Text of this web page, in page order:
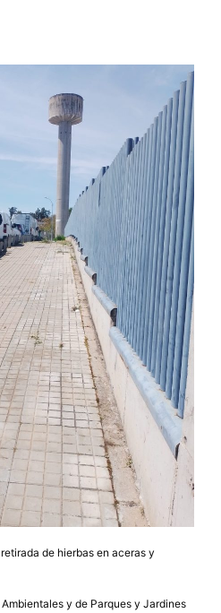
de hierbas en aceras y
y de Parques y Jardines